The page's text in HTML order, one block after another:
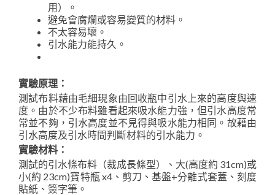
用）。
避免會腐爛或容易變質的材料。
不太容易壞。
引水能力能持久。
實驗原理：
測試布料藉由毛細現象由回收瓶中引水上來的高度與速
度。由於不少布料雖看起來吸水能力強，但引水高度常
常並不夠，引水高度並不見得與吸水能力相同。故藉由
引水高度及引水時間判斷材料的引水能力。
實驗材料：
測試的引水條布料（裁成長條型）、大(高度約 31cm)或
小(約 23cm)寶特瓶 x4、剪刀、基盤+分離式套蓋、刻度
貼紙、簽字筆。